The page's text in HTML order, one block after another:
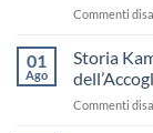
Commenti
01
Ago
Storia
Commenti